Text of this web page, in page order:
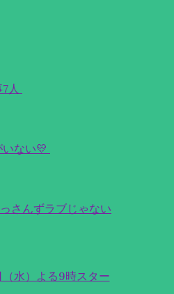
人
ない💛
さんずラブじゃない
水）よる9時スター